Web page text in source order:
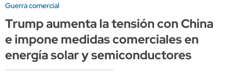
Guerra comercial
Trump aumenta la tensión con China
e impone medidas comerciales en
energía solar y semiconductores